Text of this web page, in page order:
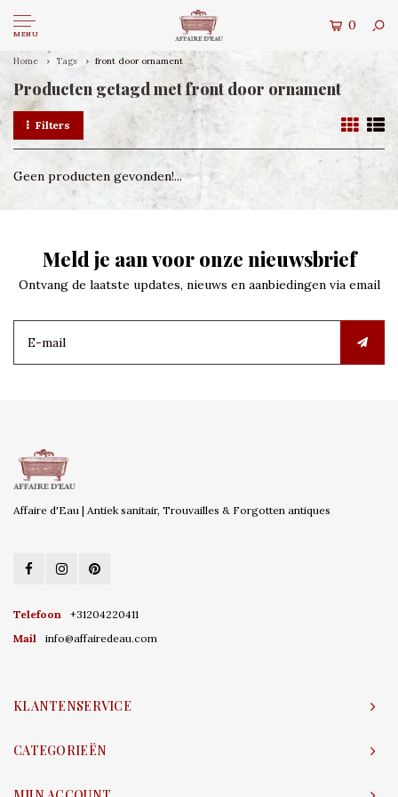
MENU
0
Home Tags front door ornament
Producten getagd met front door ornament
Filters
Geen producten gevonden!...
Meld je aan voor onze nieuwsbrief
Ontvang de laatste updates, nieuws en aanbiedingen via email
Affaire d'Eau | Antiek sanitair, Trouvailles & Forgotten antiques
Telefoon
+31204220411
Mail
info@affairedeau.com
KLANTENSERVICE
CATEGORIEËN